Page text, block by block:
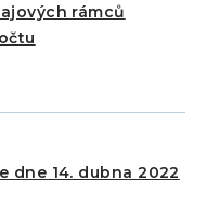
rámců
dne 14. dubna 2022